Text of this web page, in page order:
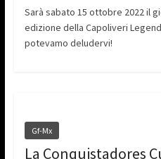
Sarà sabato 15 ottobre 2022 il
edizione della Capoliveri
potevamo deludervi!
Gf-Mx
La Conquistadores